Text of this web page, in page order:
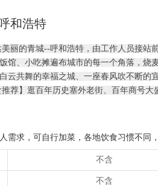
和浩特
丽的青城--呼和浩特，由工作人员接站
馆、小吃摊遍布城市的每一个角落，烧
云共舞的幸福之城、一座春风吹不断的
荐】逛百年历史塞外老街、百年商号
需求，可自行加菜，各地饮食习惯不同
不含
不含